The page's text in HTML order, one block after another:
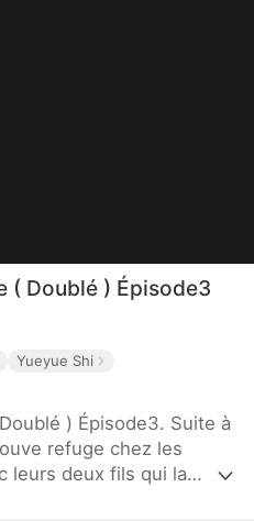
( Doublé ) Épisode3
Yueyue Shi
) Épisode3. Suite à
refuge chez les
leurs deux fils qui la